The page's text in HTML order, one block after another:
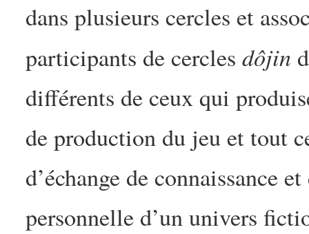
dans plusieurs cercles et
participants de cerclesdôjin
différents de ceux qui
de production du jeu et tout
d’échange de connaissance
personnelle d’un univers